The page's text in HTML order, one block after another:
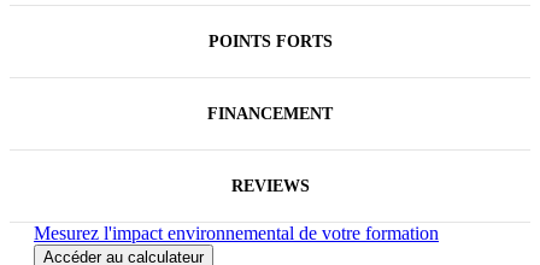
POINTS FORTS
FINANCEMENT
REVIEWS
Mesurez l'impact environnemental de votre formation
Accéder au calculateur